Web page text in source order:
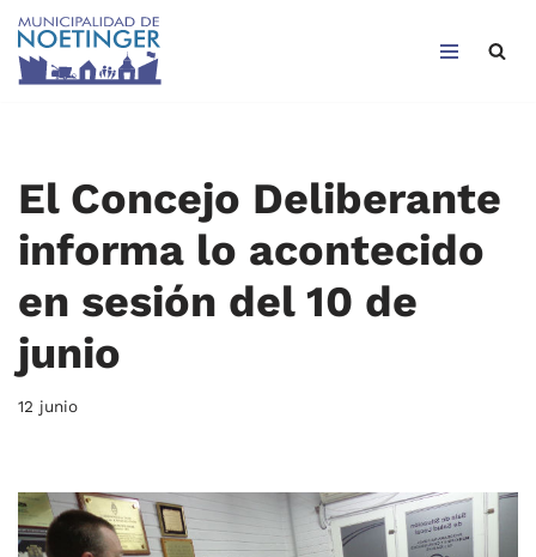
Saltar
El Concejo Deliberante
informa lo acontecido
en sesión del 10 de
junio
12 junio